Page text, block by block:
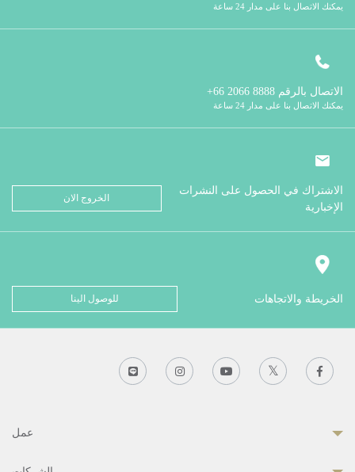
يمكنك الاتصال بنا على مدار 24 ساعة
الاتصال بالرقم
يمكنك الاتصال بنا على مدار 24 ساعة
الاشتراك في الحصول على النشرات
الإخبارية
الخروج الان
الخريطة والاتجاهات للوصول الينا
عمل